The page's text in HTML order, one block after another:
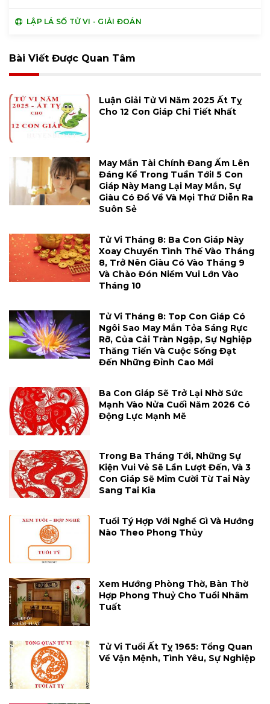
LẬP LÁ SỐ TỬ VI - GIẢI ĐOÁN
Bài Viết Được Quan Tâm
Luận Giải Tử Vi Năm 2025 Ất Tỵ
Cho 12 Con Giáp Chi Tiết Nhất
May Mắn Tài Chính Đang Ấm Lên
Đáng Kể Trong Tuần Tới! 5 Con
Giáp Này Mang Lại May Mắn, Sự
Giàu Có Đổ Về Và Mọi Thứ Diễn Ra
Suôn Sẻ
Tử Vi Tháng 8: Ba Con Giáp Này
Xoay Chuyển Tình Thế Vào Tháng
8, Trở Nên Giàu Có Vào Tháng 9
Và Chào Đón Niềm Vui Lớn Vào
Tháng 10
Tử Vi Tháng 8: Top Con Giáp Có
Ngôi Sao May Mắn Tỏa Sáng Rực
Rỡ, Của Cải Tràn Ngập, Sự Nghiệp
Thăng Tiến Và Cuộc Sống Đạt
Đến Những Đỉnh Cao Mới
Ba Con Giáp Sẽ Trở Lại Nhờ Sức
Mạnh Vào Nửa Cuối Năm 2026 Có
Động Lực Mạnh Mẽ
Trong Ba Tháng Tới, Những Sự
Kiện Vui Vẻ Sẽ Lần Lượt Đến, Và 3
Con Giáp Sẽ Mỉm Cười Từ Tai Này
Sang Tai Kia
Tuổi Tý Hợp Với Nghề Gì Và Hướng
Nào Theo Phong Thủy
Xem Hướng Phòng Thờ, Bàn Thờ
Hợp Phong Thuỷ Cho Tuổi Nhâm
Tuất
Tử Vi Tuổi Ất Tỵ 1965: Tổng Quan
Về Vận Mệnh, Tình Yêu, Sự Nghiệp